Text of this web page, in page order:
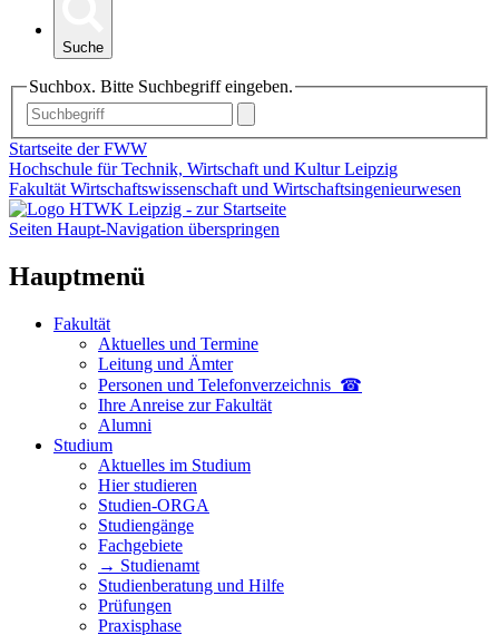
Suche
Suchbox. Bitte Suchbegriff eingeben.
Startseite der FWW
Hochschule für Technik, Wirtschaft und Kultur Leipzig
Fakultät Wirtschaftswissenschaft und Wirtschaftsingenieurwesen
Seiten Haupt-Navigation überspringen
Hauptmenü
Fakultät
Aktuelles und Termine
Leitung und Ämter
Personen und Telefon­verzeichnis ☎
Ihre Anreise zur Fakultät
Alumni
Studium
Aktuelles im Studium
Hier studieren
Studien-ORGA
Studiengänge
Fachgebiete
→ Studienamt
Studienberatung und Hilfe
Prüfungen
Praxisphase